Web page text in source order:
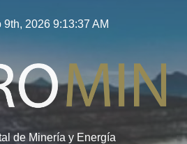
9th, 2026 9:13:38 AM
de Minería y Energía